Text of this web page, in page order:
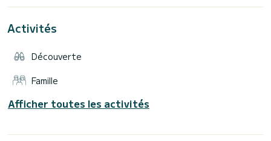
Moteur : Honda
Vitesse maximale : 30 nœuds
Largeur : 2,20 m
Capacité : 7 personnes
Réservoir de carburant : 70 l
Caution en cas de dommage : 400 €
Le carburant n'est pas inclus. Le réservoir de carburant est
Activités
Découverte
Famille
Afficher toutes les activités